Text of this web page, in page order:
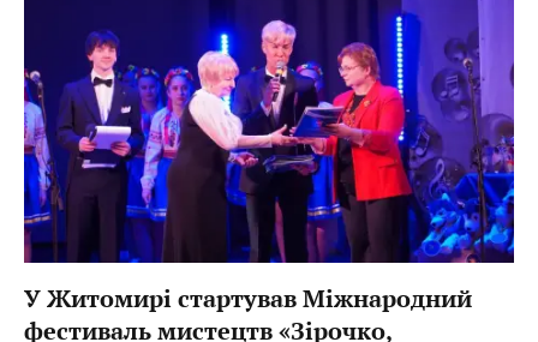
У Житомирі стартував Міжнародний
фестиваль мистецтв «Зірочко,